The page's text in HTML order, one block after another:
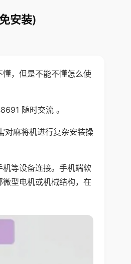
安装)
，但是不能不懂怎么使
随时交流 。
对麻将机进行复杂安装操
等设备连接。手机端软
型电机或机械结构，在